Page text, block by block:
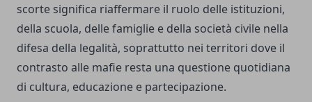
scorte significa riaffermare il ruolo delle istituzioni,
della scuola, delle famiglie e della società civile nella
difesa della legalità, soprattutto nei territori dove il
contrasto alle mafie resta una questione quotidiana
di cultura, educazione e partecipazione.